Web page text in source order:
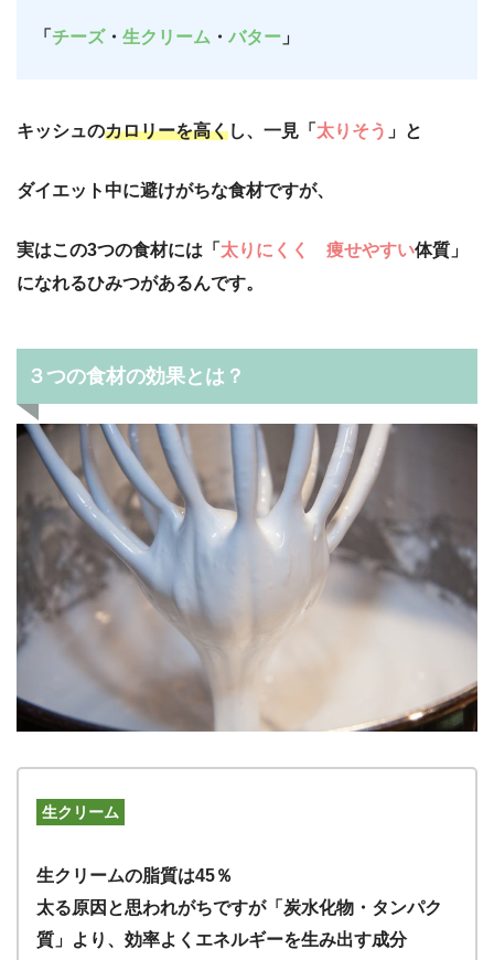
「 チーズ・ 生クリーム ・ バター 」
キッシュのカロリーを高くし、一見「 太りそう 」と
ダイエット中に避けがちな食材ですが、
実はこの3つの食材には「 太りにくく 痩せやすい体質」
になれるひみつがあるんです。
３つの食材の効果とは？
生クリーム
生クリームの脂質は45％
太る原因と思われがちですが「炭水化物・タンパク
質」より、効率よくエネルギーを生み出す成分